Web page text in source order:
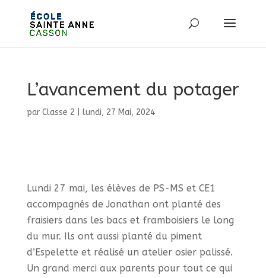
L’avancement du potager
par Classe 2 lundi, 27 Mai, 2024
Lundi 27 mai, les élèves de PS-MS et CE1
accompagnés de Jonathan ont planté des
fraisiers dans les bacs et framboisiers le long
du mur. Ils ont aussi planté du piment
d’Espelette et réalisé un atelier osier palissé.
Un grand merci aux parents pour tout ce qui